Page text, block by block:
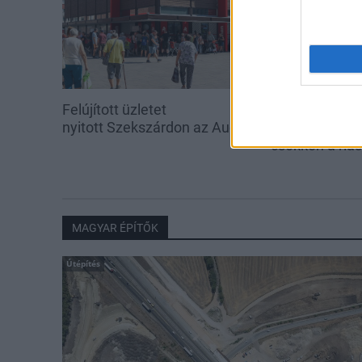
Felújított üzletet
nyitott Szekszárdon az Auchan
Amire
csökken a
MAGYAR ÉPÍTŐK
Útépítés